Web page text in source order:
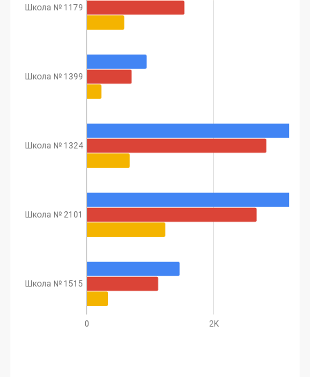
0 2K
Школа № 1179
Школа № 1399
Школа № 1324
Школа № 2101
Школа № 1515